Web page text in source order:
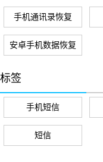
手机通讯录恢复
安卓手机数据恢复
标签
手机短信
短信